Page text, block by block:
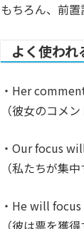
もちろん、前
よく使わ
・Her
（彼女のコメ
・Our focus
（私たちが集
・He will